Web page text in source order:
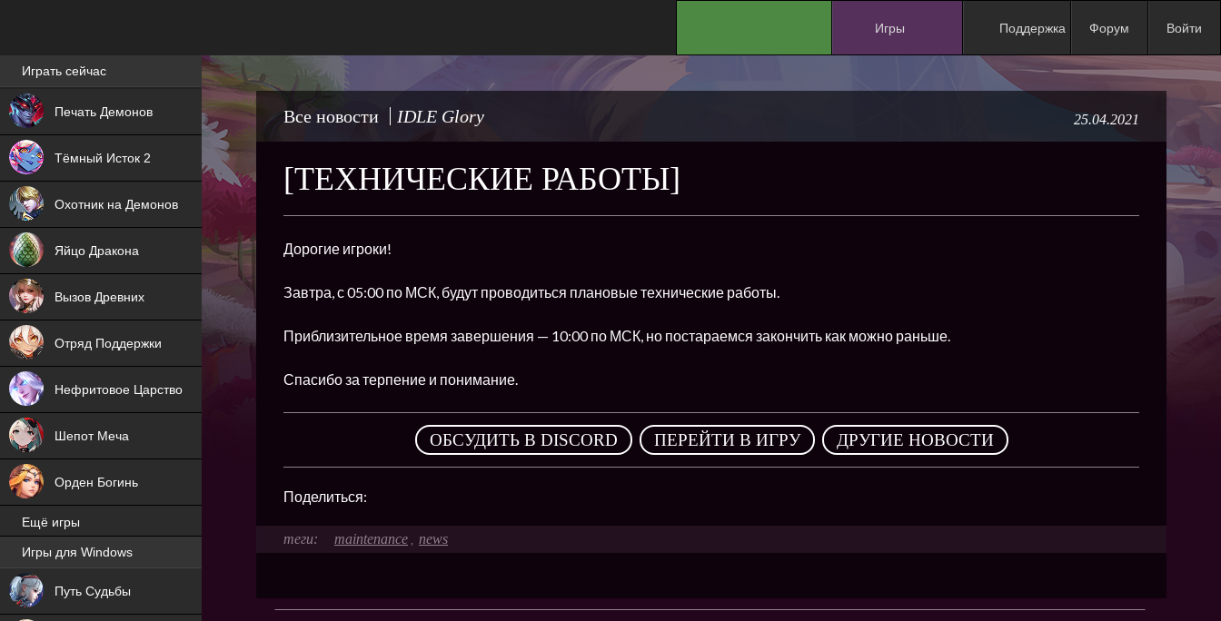
Игры
NEW
NEW
NEW
Поддержка Форум Войти
Все новости IDLE Glory 25.04.2021
[ТЕХНИЧЕСКИЕ РАБОТЫ]
Дорогие игроки!
Завтра, с 05:00 по МСК, будут проводиться плановые технические работы.
Приблизительное время завершения — 10:00 по МСК, но постараемся закончить как можно раньше.
Спасибо за терпение и понимание.
ОБСУДИТЬ В DISCORD , ПЕРЕЙТИ В ИГРУ , ДРУГИЕ НОВОСТИ
Поделиться:
maintenance , news
Лучшие игры онлайн
Играть сейчас
Печать Демонов
NEW
Тёмный Исток 2
NEW
Охотник на Демонов
ХИТ
Яйцо Дракона
NEW
Вызов Древних
ХИТ
Отряд Поддержки
ХИТ
Нефритовое Царство
Шепот Меча
Орден Богинь
Ещё игры
Игры для Windows
Путь Судьбы
NEW